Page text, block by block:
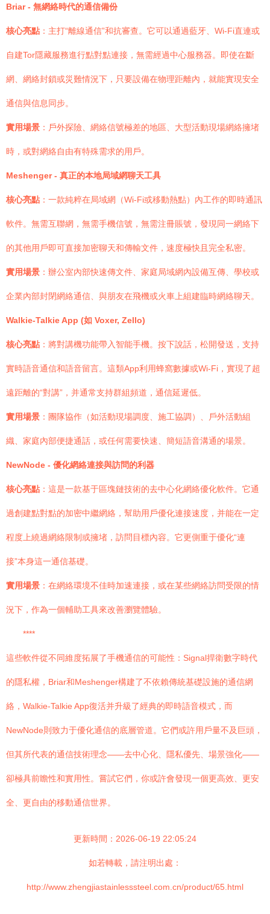
Briar - 無網絡時代的通信備份
核心亮點 ：主打“離線通信”和抗審查。它可以通過藍牙、Wi-Fi直連或
自建Tor隱藏服務進行點對點連接，無需經過中心服務器。即使在斷
網、網絡封鎖或災難情況下，只要設備在物理距離內，就能實現安全
通信與信息同步。
實用場景 ：戶外探險、網絡信號極差的地區、大型活動現場網絡擁堵
時，或對網絡自由有特殊需求的用戶。
Meshenger - 真正的本地局域網聊天工具
核心亮點 ：一款純粹在局域網（Wi-Fi或移動熱點）內工作的即時通訊
軟件。無需互聯網，無需手機信號，無需注冊賬號，發現同一網絡下
的其他用戶即可直接加密聊天和傳輸文件，速度極快且完全私密。
實用場景 ：辦公室內部快速傳文件、家庭局域網內設備互傳、學校或
企業內部封閉網絡通信、與朋友在飛機或火車上組建臨時網絡聊天。
Walkie-Talkie App (如 Voxer, Zello)
核心亮點 ：將對講機功能帶入智能手機。按下說話，松開發送，支持
實時語音通信和語音留言。這類App利用蜂窩數據或Wi-Fi，實現了超
遠距離的“對講”，并通常支持群組頻道，通信延遲低。
實用場景 ：團隊協作（如活動現場調度、施工協調）、戶外活動組
織、家庭內部便捷通話，或任何需要快速、簡短語音溝通的場景。
NewNode - 優化網絡連接與訪問的利器
核心亮點 ：這是一款基于區塊鏈技術的去中心化網絡優化軟件。它通
過創建點對點的加密中繼網絡，幫助用戶優化連接速度，并能在一定
程度上繞過網絡限制或擁堵，訪問目標內容。它更側重于優化“連
接”本身這一通信基礎。
實用場景 ：在網絡環境不佳時加速連接，或在某些網絡訪問受限的情
況下，作為一個輔助工具來改善瀏覽體驗。
****
這些軟件從不同維度拓展了手機通信的可能性：Signal捍衛數字時代
的隱私權，Briar和Meshenger構建了不依賴傳統基礎設施的通信網
絡，Walkie-Talkie App復活并升級了經典的即時語音模式，而
NewNode則致力于優化通信的底層管道。它們或許用戶量不及巨頭，
但其所代表的通信技術理念——去中心化、隱私優先、場景強化——
卻極具前瞻性和實用性。嘗試它們，你或許會發現一個更高效、更安
全、更自由的移動通信世界。
更新時間：2026-06-19 22:05:24
如若轉載，請注明出處：
http://www.zhengjiastainlesssteel.com.cn/product/65.html